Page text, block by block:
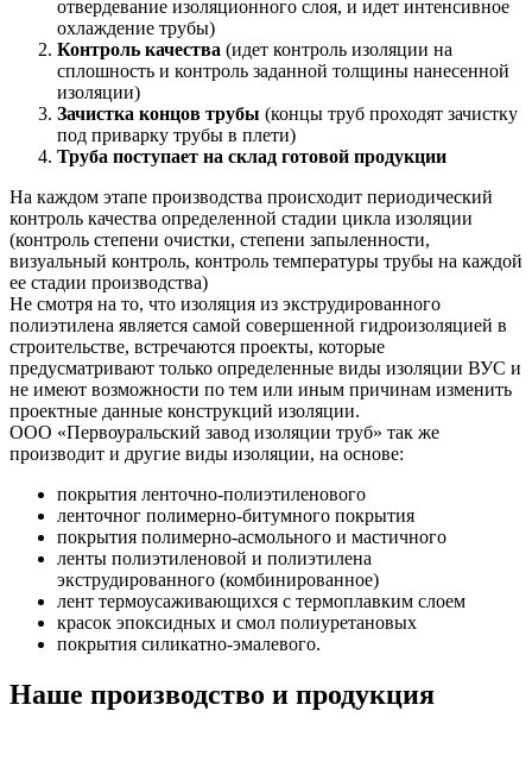
отвердевание изоляционного слоя, и идет интенсивное
охлаждение трубы)
Контроль качества (идет контроль изоляции на
сплошность и контроль заданной толщины нанесенной
изоляции)
Зачистка концов трубы (концы труб проходят зачистку
под приварку трубы в плети)
Труба поступает на склад готовой продукции
На каждом этапе производства происходит периодический
контроль качества определенной стадии цикла изоляции
(контроль степени очистки, степени запыленности,
визуальный контроль, контроль температуры трубы на каждой
ее стадии производства)
Не смотря на то, что изоляция из экструдированного
полиэтилена является самой совершенной гидроизоляцией в
строительстве, встречаются проекты, которые
предусматривают только определенные виды изоляции ВУС и
не имеют возможности по тем или иным причинам изменить
проектные данные конструкций изоляции.
ООО «Первоуральский завод изоляции труб» так же
производит и другие виды изоляции, на основе:
покрытия ленточно-полиэтиленового
ленточног полимерно-битумного покрытия
покрытия полимерно-асмольного и мастичного
ленты полиэтиленовой и полиэтилена
экструдированного (комбинированное)
лент термоусаживающихся с термоплавким слоем
красок эпоксидных и смол полиуретановых
покрытия силикатно-эмалевого.
Наше производство и продукция